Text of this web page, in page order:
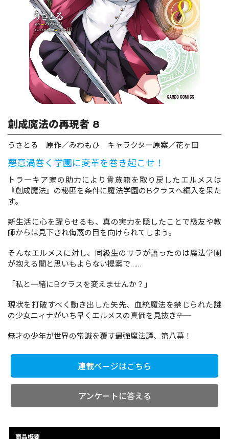
ロサージュノベルス
コミックガルド
コミッククリエ
コミックパルフェ
創成魔法の再現者 8
うさとる 原作／みわもひ キャラクター原案／花ヶ田
悪意渦巻く学園に――変革を巻き起こせ！
トラーキア家の助力により貴族籍を取り戻したエルメスは
『創成魔法』の秘匿を条件に魔法学園のBクラスへ編入を果た
す。
新生活に心を躍らせるも、真の実力を隠したことで級友や教
師からは見下され侮蔑の目を向けられてしまう。
そんなエルメスに対し、同級生のサラが語ったのは魔法学園
が抱える闇と思いもよらない提案で……
「私と一緒にBクラスを変えませんか？」
現状を打破すべく動き出した矢先、血統魔法を禁じられた謎
の少女ニィナがいち早くエルメスの真価を見抜き――!?
無才の少年が世界の常識を覆す最強魔法譚、第八幕！
連載ページはこちら
アンケートに答える
商品概要